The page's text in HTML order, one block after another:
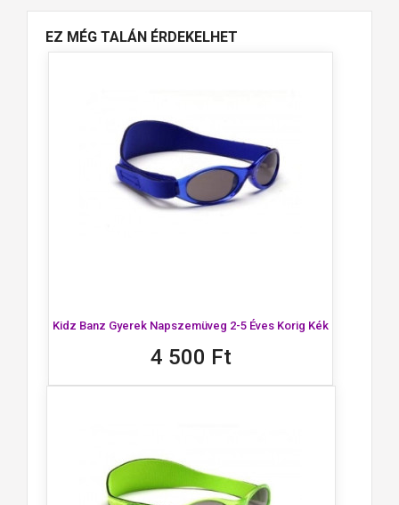
EZ MÉG TALÁN ÉRDEKELHET
Kidz Banz Gyerek Napszemüveg 2-5 Éves Korig Kék
4 500 Ft